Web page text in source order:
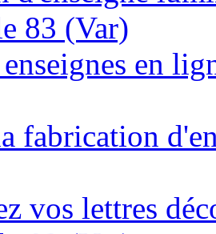
83 (Var)
en
fabrication
vos lettres